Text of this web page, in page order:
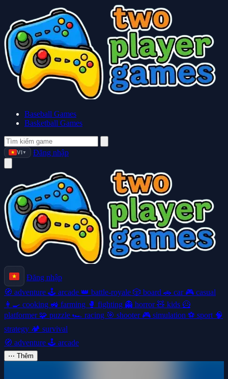
Baseball Games
Basketball Games
VI ▼ Đăng nhập
Đăng nhập
🧭 adventure 🕹️ arcade 👑 battle-royale 🎲 board 🚗 car 🎮 casual
👩‍🍳 cooking 🚜 farming 🥊 fighting 👻 horror🧸 kids 🦸
platformer 🧩 puzzle 🏎️ racing 🎯 shooter 🎮 simulation ⚽ sport 🧠
strategy 🏕️ survival
🧭 adventure 🕹️ arcade
⋯ Thêm